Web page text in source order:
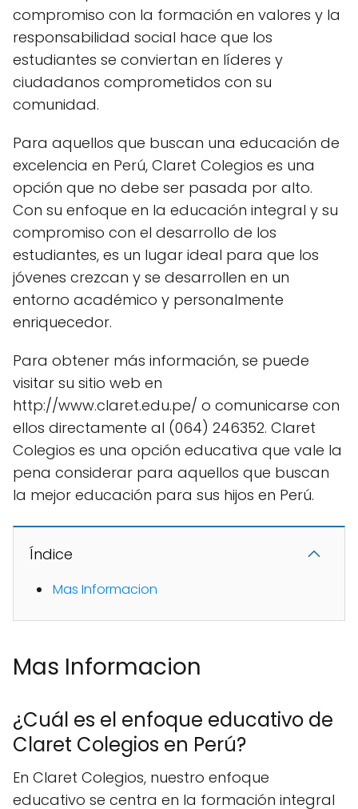
compromiso con la formación en valores y la
responsabilidad social hace que los
estudiantes se conviertan en líderes y
ciudadanos comprometidos con su
comunidad.
Para aquellos que buscan una educación de
excelencia en Perú, Claret Colegios es una
opción que no debe ser pasada por alto.
Con su enfoque en la educación integral y su
compromiso con el desarrollo de los
estudiantes, es un lugar ideal para que los
jóvenes crezcan y se desarrollen en un
entorno académico y personalmente
enriquecedor.
Para obtener más información, se puede
visitar su sitio web en
http://www.claret.edu.pe/ o comunicarse con
ellos directamente al (064) 246352. Claret
Colegios es una opción educativa que vale la
pena considerar para aquellos que buscan
la mejor educación para sus hijos en Perú.
Índice
Mas Informacion
Mas Informacion
¿Cuál es el enfoque educativo de
Claret Colegios en Perú?
En Claret Colegios, nuestro enfoque
educativo se centra en la formación integral